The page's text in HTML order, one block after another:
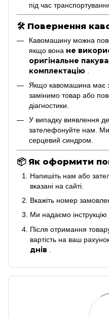
під час
🛠 Повернення
Кавомашину можна
якщо вона не
оригінальне
комплектацію
Якщо кавомашина має
замінимо товар або
діагностики.
У випадку виявлення
зателефонуйте нам.
серцевий синдром.
📦Як оформити
Напишіть нам або
вказані на сайті.
Вкажіть номер
Ми надаємо
Після отримання
вартість на ваш
днів